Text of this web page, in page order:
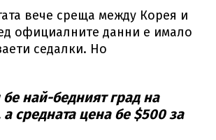
вече среща между Корея и
официалните данни е имало
седалки. Но
най-бедният град на
а средната цена бе $500 за